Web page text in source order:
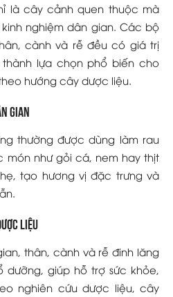
là cây cảnh quen thuộc mà
nghiệm dân gian. Các bộ
cành và rễ đều có giá trị
lựa chọn phổ biến cho
hướng cây dược liệu.
gian
thường được dùng làm rau
món như gỏi cá, nem hay thịt
tạo hương vị đặc trưng và
liệu
thân, cành và rễ đinh lăng
giúp hỗ trợ sức khỏe,
nghiên cứu dược liệu, cây